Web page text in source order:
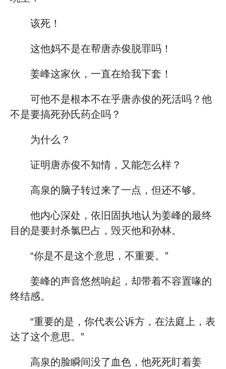
该死！
这他妈不是在帮唐赤俊脱罪吗！
姜峰这家伙，一直在给我下套！
可他不是根本不在乎唐赤俊的死活吗？他
不是要搞死孙氏药企吗？
为什么？
证明唐赤俊不知情，又能怎么样？
高泉的脑子转过来了一点，但还不够。
他内心深处，依旧固执地认为姜峰的最终
目的是要封杀氯巴占，毁灭他和孙林。
“你是不是这个意思，不重要。”
姜峰的声音悠然响起，却带着不容置喙的
终结感。
“重要的是，你代表公诉方，在法庭上，表
达了这个意思。”
高泉的脸瞬间没了血色，他死死盯着姜